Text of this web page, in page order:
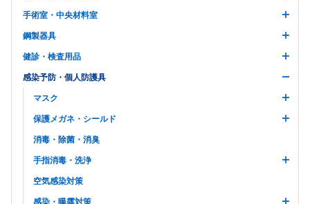
手術室・中央材料室
鋼製器具
健診・検査用品
感染予防・個人防護具
マスク
保護メガネ・シールド
消毒・除菌・消臭
手指消毒・洗浄
空気感染対策
感染・曝露対策